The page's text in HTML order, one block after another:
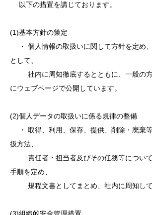
以下の措置を講じております。
(1)基本方針の策定
・ 個人情報の取扱いに関して方針を定め
として、
社内に周知徹底するとともに、一般の方
にウェブページで公開しています。
(2)個人データの取扱いに係る規律の整備
・ 取得、利用、保存、提供、削除・廃棄
扱方法、
責任者・担当者及びその任務等について
手順を定め、
規程文書としてまとめ、社内に周知して